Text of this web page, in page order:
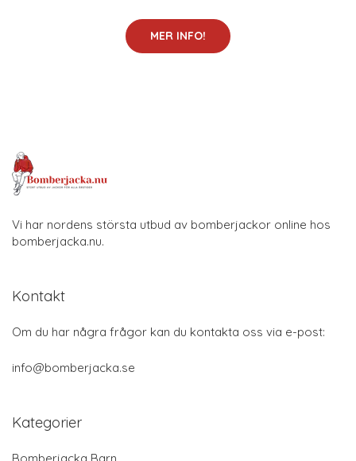
MER INFO!
Vi har nordens största utbud av bomberjackor online hos
bomberjacka.nu.
Kontakt
Om du har några frågor kan du kontakta oss via e-post:
info@bomberjacka.se
Kategorier